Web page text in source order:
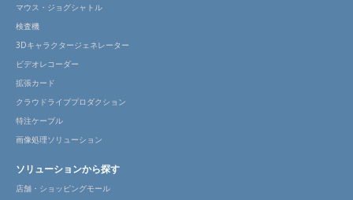
マウス・ジョグシャトル
検査機
3Dキャラクタージェネレーター
ビデオレコーダー
拡張カード
クラウドライブプロダクション
特注ケーブル
画像処理ソリューション
ソリューションから探す
店舗・ショッピングモール